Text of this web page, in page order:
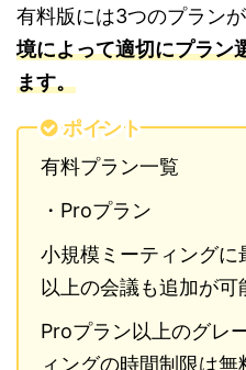
有料版には3つのプランが
境によって適切にプラン
ます。
ポイント
有料プラン一覧
・Proプラン
小規模ミーティングに
以上の会議も追加が
Proプラン以上のグレ
ィングの時間制限は無